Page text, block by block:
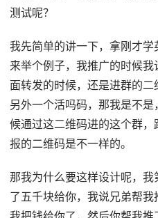
测试呢？
我先简单的讲一下，拿刚才
来举个例子，我推广的时候
面转发的时候，还是进群的
另外一个活吗码，那我是不
候通过这二维码进的这个群
报的二维码是不一样的。
那我为什么要这样设计呢，
了五千块给你，我说兄弟帮